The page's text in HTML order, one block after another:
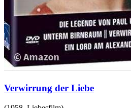
Verwirrung der Liebe